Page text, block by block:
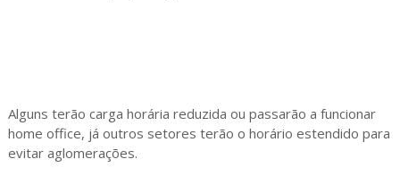
Alguns terão carga horária reduzida ou passarão a funcionar
home office, já outros setores terão o horário estendido para
evitar aglomerações.